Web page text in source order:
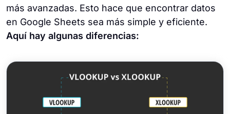
más avanzadas. Esto hace que encontrar datos
en Google Sheets sea más simple y eficiente.
Aquí hay algunas diferencias: